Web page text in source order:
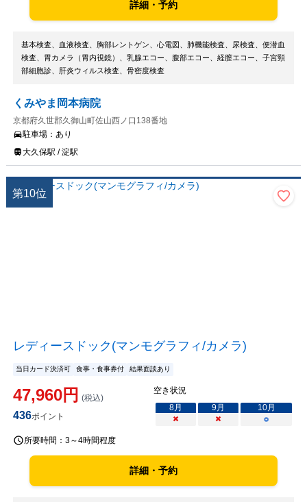
詳細・予約
基本検査、血液検査、胸部レントゲン、心電図、肺機能検査、尿検査、便潜血
検査、胃カメラ（胃内視鏡）、乳腺エコー、腹部エコー、経膣エコー、子宮頸
部細胞診、肝炎ウィルス検査、骨密度検査
くみやま岡本病院
京都府久世郡久御山町佐山西ノ口138番地
駐車場： あり
大久保駅 / 淀駅
第10位
レディースドック(マンモグラフィ/カメラ)
当日カード決済可 食事・食事券付 結果面談あり
47,960円 (税込)
436ポイント
空き状況
8月 9月 10月
×
× ○
所要時間： 3～4時間程度
詳細・予約